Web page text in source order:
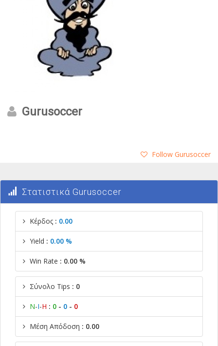
Gurusoccer
Follow Gurusoccer
Στατιστικά Gurusoccer
Κέρδος : 0.00
Yield : 0.00 %
Win Rate : 0.00 %
Σύνολο Tips : 0
Ν-Ι-Η : 0 - 0 - 0
Μέση Απόδοση : 0.00